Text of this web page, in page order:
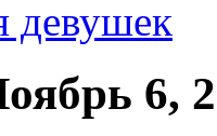
девушек
6,